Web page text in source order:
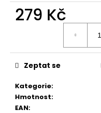
279 Kč
Kategorie:
Hmotnost:
EAN:
Zeptat se
D
o
č
u